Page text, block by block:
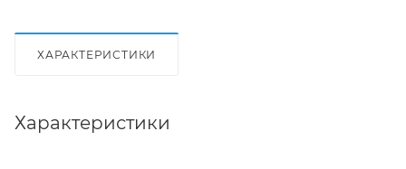
ХАРАКТЕРИСТИКИ
Характеристики